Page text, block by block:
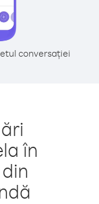
conversației
în